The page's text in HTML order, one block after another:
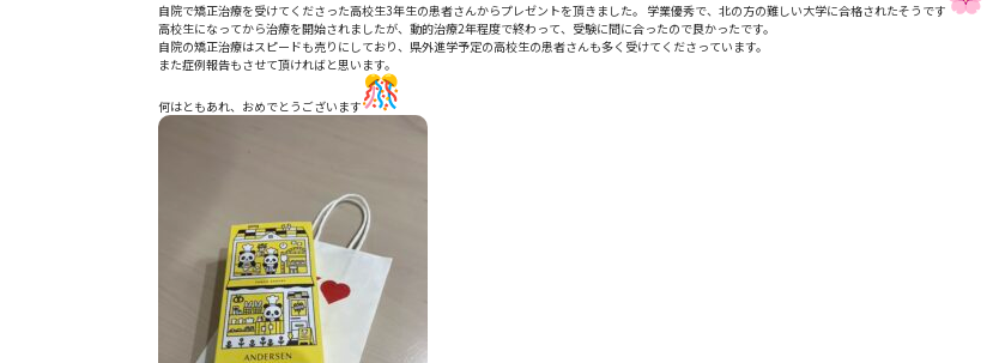
自院で矯正治療を受けてくださった高校生3年生の患者さんからプレゼントを頂きました。 学業優秀で、北の方の難しい大学に合格されたそうです
高校生になってから治療を開始されましたが、 動的治療2年程度で終わって、 受験に間に合ったので良かったです。
自院の矯正治療はスピードも売りにしており、 県外進学予定の高校生の患者さんも多く受けてくださっています。
また症例報告もさせて頂ければと思います。
何はともあれ、おめでとうございます